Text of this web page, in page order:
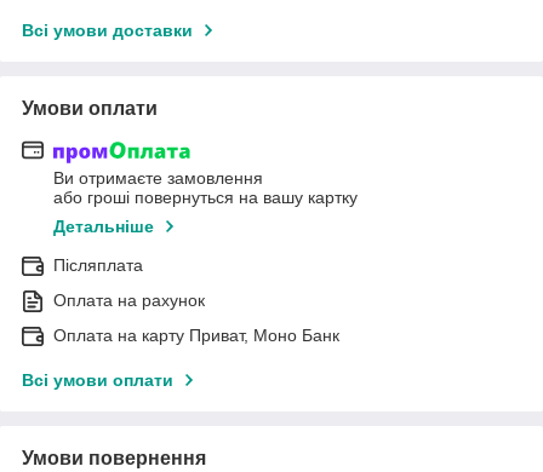
Всі умови доставки
Умови оплати
Ви отримаєте замовлення
або гроші повернуться на вашу картку
Детальніше
Післяплата
Оплата на рахунок
Оплата на карту Приват, Моно Банк
Всі умови оплати
Умови повернення